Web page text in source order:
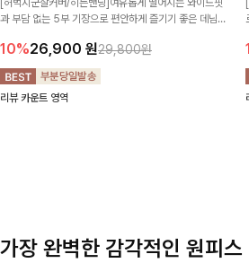
[허벅지군살커버/히든밴딩]여유롭게 떨어지는 와이드핏
과 부담 없는 5부 기장으로 편안하게 즐기기 좋은 데님
디한 무드로 연출
10%26,900 원29,800원
리뷰 카운트 영역
가장 완벽한 감각적인 원피스